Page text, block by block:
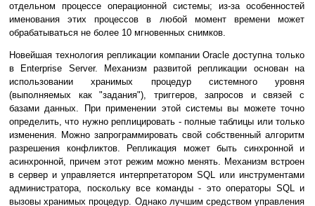
отдельном процессе операционной системы; из-за особенностей
именования этих процессов в любой момент времени может
обрабатываться не более 10 мгновенных снимков.
Новейшая технология репликации компании Oracle доступна только
в Enterprise Server. Механизм развитой репликации основан на
использовании хранимых процедур системного уровня
(выполняемых как "задания"), триггеров, запросов и связей с
базами данных. При применении этой системы вы можете точно
определить, что нужно реплицировать - полные таблицы или только
изменения. Можно запрограммировать свой собственный алгоритм
разрешения конфликтов. Репликация может быть синхронной и
асинхронной, причем этот режим можно менять. Механизм встроен
в сервер и управляется интерпретатором SQL или инструментами
администратора, поскольку все команды - это операторы SQL и
вызовы хранимых процедур. Однако лучшим средством управления